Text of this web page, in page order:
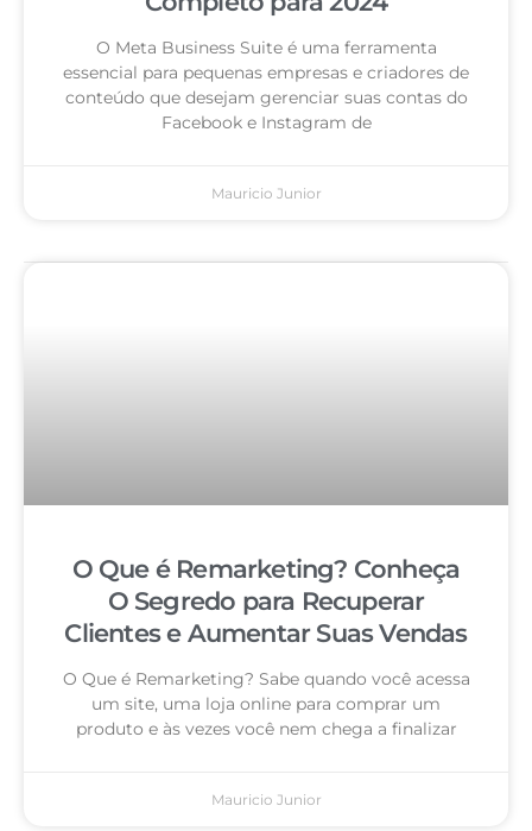
O Meta Business Suite é uma ferramenta
essencial para pequenas empresas e criadores de
conteúdo que desejam gerenciar suas contas do
Facebook e Instagram de
Mauricio Junior
O Que é Remarketing? Conheça
O Segredo para Recuperar
Clientes e Aumentar Suas Vendas
O Que é Remarketing? Sabe quando você acessa
um site, uma loja online para comprar um
produto e às vezes você nem chega a finalizar
Mauricio Junior